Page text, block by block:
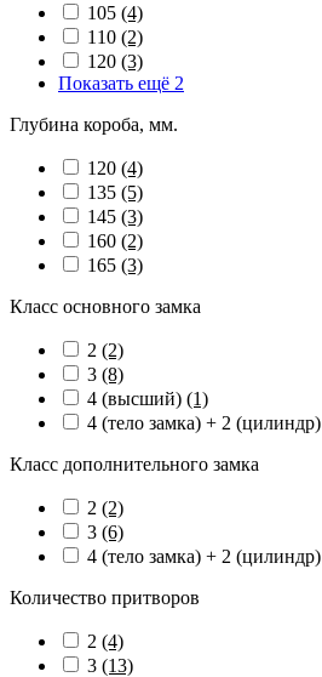
105 (4)
110 (2)
120 (3)
Показать ещё 2
Глубина короба, мм.
120 (4)
135 (5)
145 (3)
160 (2)
165 (3)
Класс основного замка
2 (2)
3 (8)
4 (высший) (1)
4 (тело замка) + 2 (цилиндр)
Класс дополнительного замка
2 (2)
3 (6)
4 (тело замка) + 2 (цилиндр)
Количество притворов
2 (4)
3 (13)